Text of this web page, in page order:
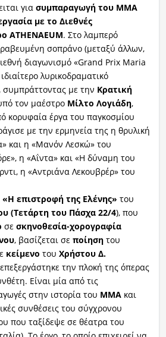
για συμπαραγωγή του ΜΜΑ
με το Διεθνές
ATHENAEUM. Στο λαμπερό
σοπράνο (μεταξύ άλλων,
διαγωνισμό «Grand Prix Maria
λυρικοδραματικό
με την Κρατική
τον μαέστρο Μίλτο Λογιάδη,
κορυφαία έργα του παγκοσμίου
με την ερμηνεία της η θρυλική
και η «Μανόν Λεσκώ» του
η «Αΐντα» και «Η δύναμη του
η «Αντριάνα Λεκουβρέρ» του
«Η επιστροφή της Ελένης» του
(Τετάρτη του Πάσχα 22/4), που
σε σκηνοθεσία-χορογραφία
, βασίζεται σε ποίηση του
κείμενο του Χρήστου Δ.
την πλοκή της όπερας
Είναι μία από τις
στην ιστορία του ΜΜΑ και
συνθέσεις του σύγχρονου
που ταξίδεψε σε θέατρα του